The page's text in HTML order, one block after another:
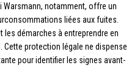
notamment, offre un
liées aux fuites.
les démarches à entreprendre en
. Cette protection légale ne dispense
pour identifier les signes avant-